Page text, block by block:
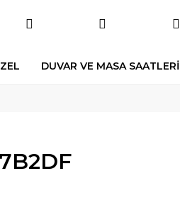
DUVAR VE MASA SAATLERİ